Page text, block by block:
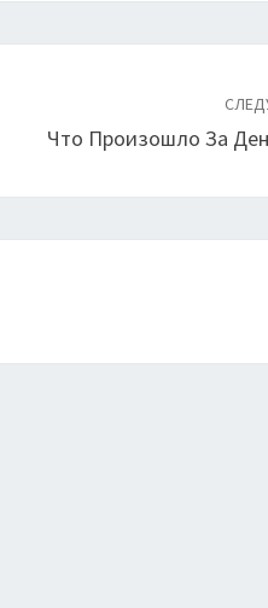
Что Произошло За